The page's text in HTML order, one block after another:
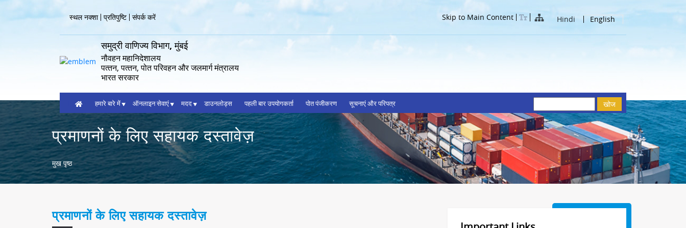
Header
Menu
स्थल नक्शा प्रतिपुष्टि संपर्क करें Skip to Main Content Hindi English
समुद्री वाणिज्य विभाग, मुंबई
नौवहन महानिदेशालय
पत्‍तन, पत्‍तन, पोत परिवहन और जलमार्ग मंत्रालय
भारत सरकार
Home हमारे बारे में ऑनलाइन सेवाएं मदद डाउनलोड्स पहली बार उपयोगकर्ता पोत पंजीकरण सूचनाएं और परिपत्र
प्रमाणनों के लिए सहायक दस्तावेज़
Breadcrumb
मुख पृष्ठ
प्रमाणनों के लिए सहायक दस्तावेज़